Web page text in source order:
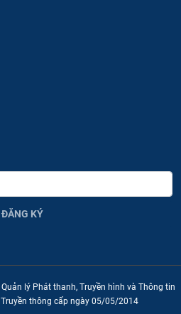
ĐĂNG KÝ
lý Phát thanh, Truyền hình và Thông tin
thông cấp ngày 05/05/2014